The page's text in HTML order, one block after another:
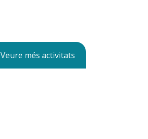
Veure més activitats